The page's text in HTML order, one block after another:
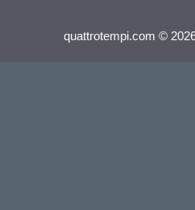
quattrotempi.com ©